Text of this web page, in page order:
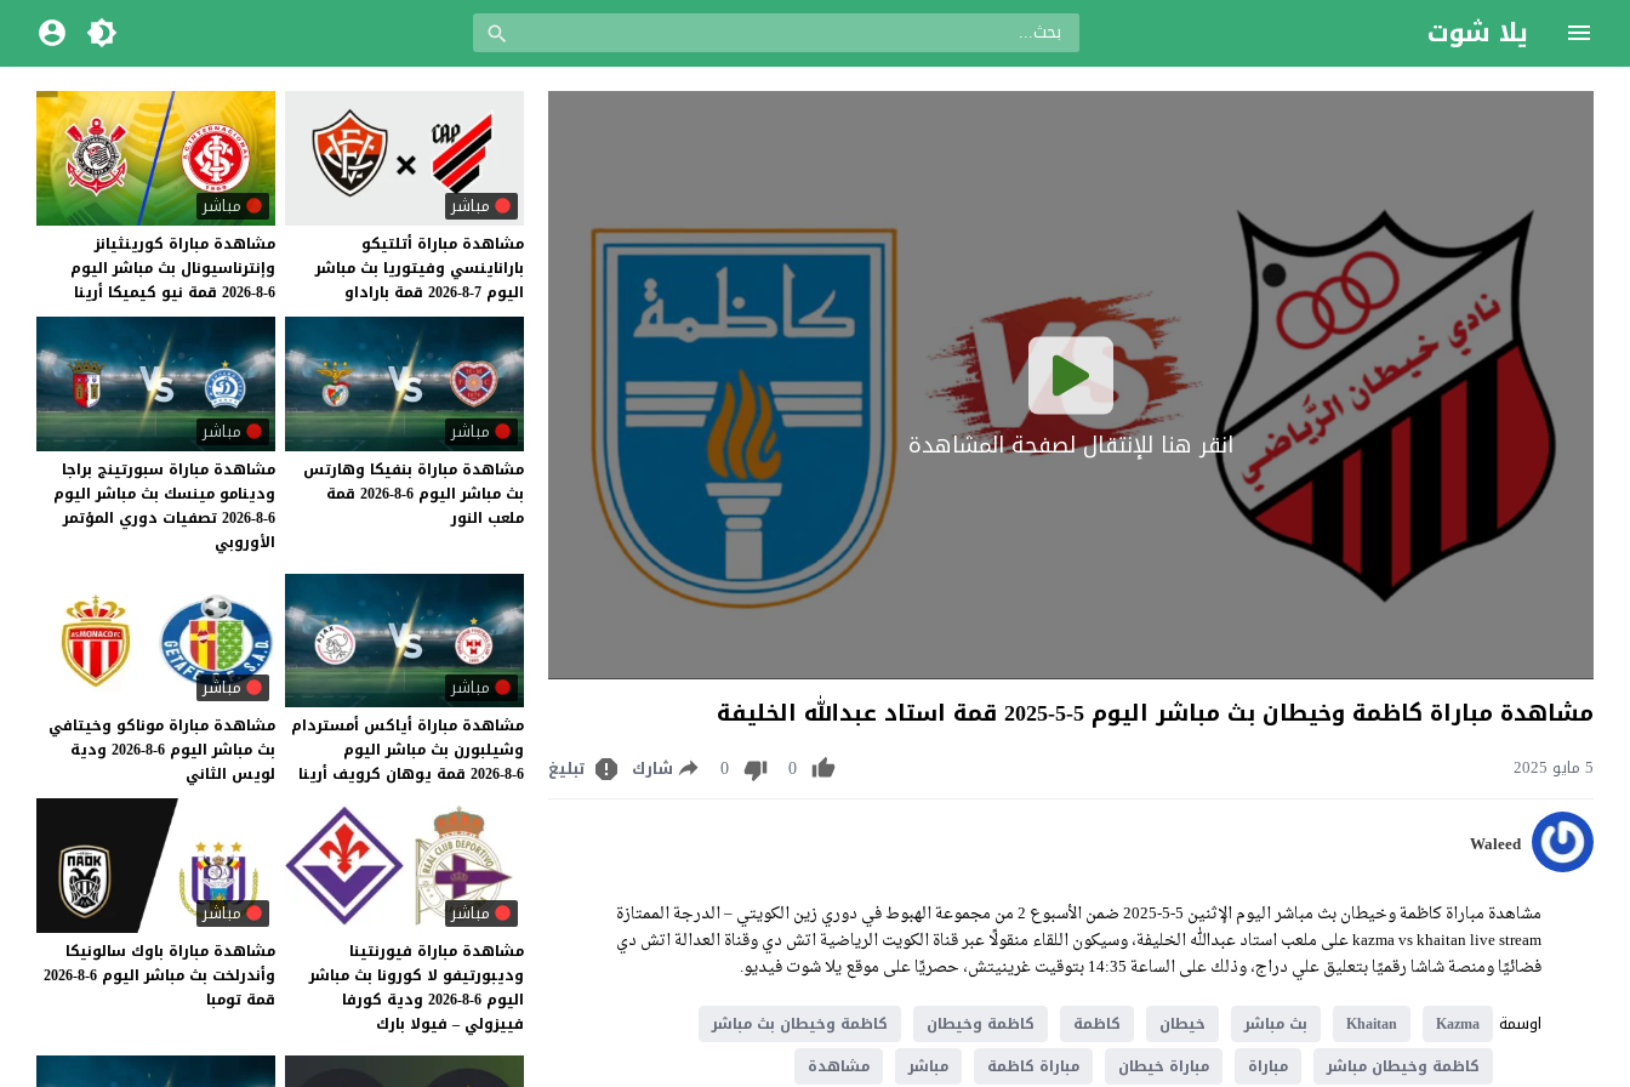
يلا شوت
انقر هنا للإنتقال لصفحة المشاهدة
مشاهدة مباراة كاظمة وخيطان بث مباشر اليوم 5-5-2025 قمة استاد عبدالله الخليفة
5 مايو 2025 0
0 شارك تبليغ
Waleed
مشاهدة مباراة كاظمة وخيطان بث مباشر اليوم الإثنين 5-5-2025 ضمن الأسبوع 2 من مجموعة الهبوط في دوري زين الكويتي – الدرجة الممتازة
kazma vs khaitan live stream على ملعب استاد عبدالله الخليفة، وسيكون اللقاء منقولًا عبر قناة الكويت الرياضية اتش دي وقناة العدالة اتش دي
فضائيًا ومنصة شاشا رقميًا بتعليق علي دراج، وذلك على الساعة 14:35 بتوقيت غرينيتش، حصريًا على موقع يلا شوت فيديو.
اوسمة
Kazma
Khaitan بث مباشر خيطان كاظمة كاظمة وخيطان
كاظمة وخيطان بث مباشر
كاظمة وخيطان مباشر
مباراة مباراة خيطان مباراة كاظمة مباشر مشاهدة
مباشر
مشاهدة مباراة أتلتيكو
باراناينسي وفيتوريا بث مباشر
اليوم 7-8-2026 قمة باراداو
مباشر
مشاهدة مباراة كورينثيانز
وإنترناسيونال بث مباشر اليوم
6-8-2026
قمة نيو كيميكا أرينا
مباشر
مشاهدة مباراة بنفيكا وهارتس
بث مباشر اليوم 6-8-2026
قمة
ملعب النور
مباشر
مشاهدة مباراة سبورتينج براجا
ودينامو مينسك بث مباشر اليوم
6-8-2026 تصفيات دوري المؤتمر
الأوروبي
مباشر
مشاهدة مباراة أياكس أمستردام
وشيلبورن بث مباشر اليوم
6-8-2026
قمة يوهان كرويف أرينا
مباشر
مشاهدة مباراة موناكو وخيتافي
بث مباشر اليوم 6-8-2026
ودية
لويس الثاني
مباشر
مشاهدة مباراة فيورنتينا
وديبورتيفو لا كورونا بث مباشر
اليوم 6-8-2026 ودية كورفا
فييزولي – فيولا بارك
مباشر
مشاهدة مباراة باوك سالونيكا
وأندرلخت بث مباشر اليوم 6-8-2026
قمة تومبا